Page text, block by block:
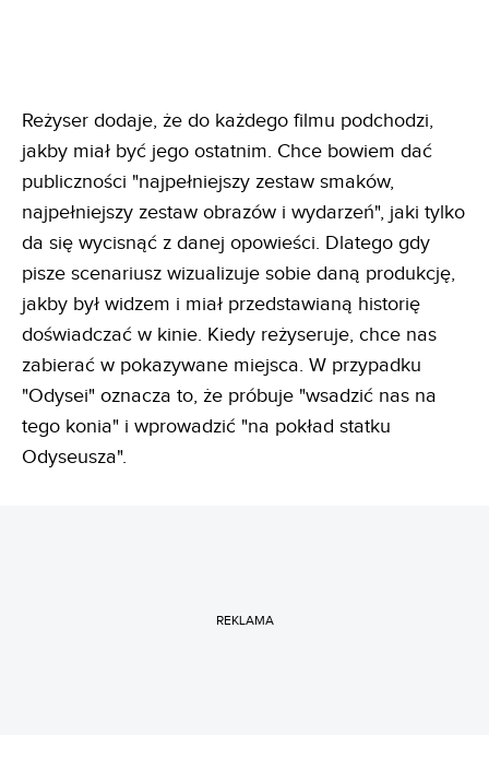
Reżyser dodaje, że do każdego filmu podchodzi,
jakby miał być jego ostatnim. Chce bowiem dać
publiczności "najpełniejszy zestaw smaków,
najpełniejszy zestaw obrazów i wydarzeń", jaki tylko
da się wycisnąć z danej opowieści. Dlatego gdy
pisze scenariusz wizualizuje sobie daną produkcję,
jakby był widzem i miał przedstawianą historię
doświadczać w kinie. Kiedy reżyseruje, chce nas
zabierać w pokazywane miejsca. W przypadku
"Odysei" oznacza to, że próbuje "wsadzić nas na
tego konia" i wprowadzić "na pokład statku
Odyseusza".
REKLAMA